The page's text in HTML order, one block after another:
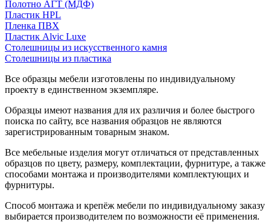
Полотно АГТ (МДФ)
Пластик HPL
Пленка ПВХ
Пластик Alvic Luxe
Столешницы из искусственного камня
Столешницы из пластика
Все образцы мебели изготовлены по индивидуальному
проекту в единственном экземпляре.
Образцы имеют названия для их различия и более быстрого
поиска по сайту, все названия образцов не являются
зарегистрированным товарным знаком.
Все мебельные изделия могут отличаться от представленных
образцов по цвету, размеру, комплектации, фурнитуре, а также
способами монтажа и производителями комплектующих и
фурнитуры.
Способ монтажа и крепёж мебели по индивидуальному заказу
выбирается производителем по возможности её применения.